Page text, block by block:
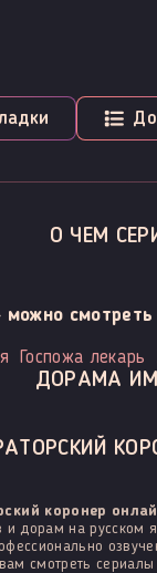
О ЧЕМ
можно
Госпожа лекарь
ДОРАМА
коронер
дорам на русском
смотреть